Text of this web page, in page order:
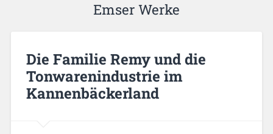
Emser Werke
Die Familie Remy und die
Tonwarenindustrie im
Kannenbäckerland